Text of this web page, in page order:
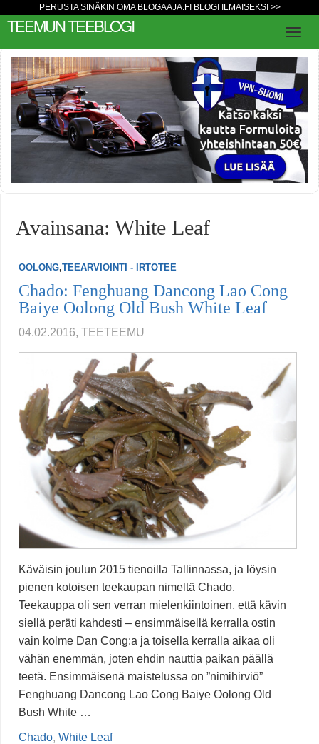
PERUSTA SINÄKIN OMA BLOGAAJA.FI BLOGI ILMAISEKSI >>
TEEMUN TEEBLOGI
Avainsana: White Leaf
OOLONG,TEEARVIOINTI - IRTOTEE
Chado: Fenghuang Dancong Lao Cong
Baiye Oolong Old Bush White Leaf
04.02.2016, TEETEEMU
Käväisin joulun 2015 tienoilla Tallinnassa, ja löysin
pienen kotoisen teekaupan nimeltä Chado.
Teekauppa oli sen verran mielenkiintoinen, että kävin
siellä peräti kahdesti – ensimmäisellä kerralla ostin
vain kolme Dan Cong:a ja toisella kerralla aikaa oli
vähän enemmän, joten ehdin nauttia paikan päällä
teetä. Ensimmäisenä maistelussa on ”nimihirviö”
Fenghuang Dancong Lao Cong Baiye Oolong Old
Bush White …
Chado, White Leaf